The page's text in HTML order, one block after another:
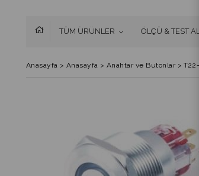
TÜM ÜRÜNLER ÖLÇÜ & TEST
Anasayfa > Anasayfa > Anahtar ve Butonlar>